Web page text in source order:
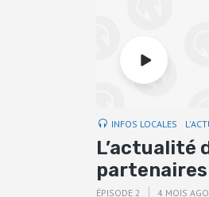
INFOS LOCALES
L’actualité
partenaires
ÉPISODE 2 4 MOIS AGO